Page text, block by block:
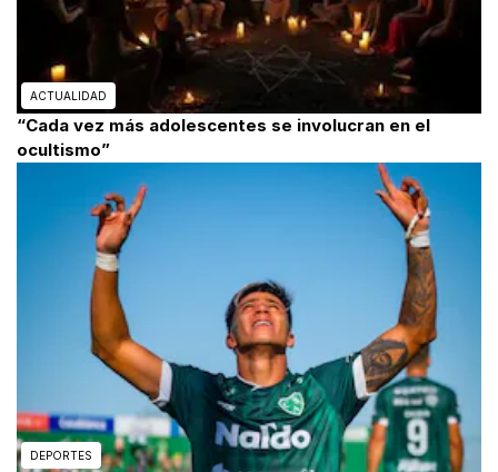
ACTUALIDAD
“Cada vez más adolescentes se involucran en el
ocultismo”
DEPORTES